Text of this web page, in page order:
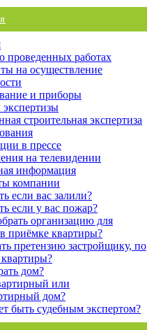
проведенных работах
на осуществление
и приборы
строительная экспертиза
в прессе
на телевидении
информация
компании
если вас залили?
если у вас пожар?
организацию для
приёмке квартиры?
претензию застройщику, по
дом?
или
дом?
быть судебным экспертом?